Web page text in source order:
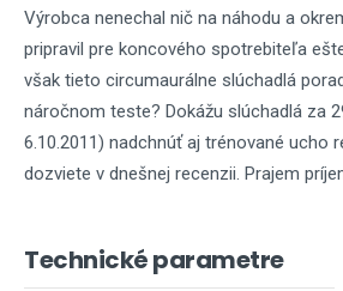
Výrobca nenechal nič na náhodu a
pripravil pre koncového spotrebiteľa
však tieto circumaurálne slúchadlá
náročnom teste? Dokážu slúchadlá za
6.10.2011) nadchnúť aj trénované ucho
dozviete v dnešnej recenzii. Prajem
Technické parametre